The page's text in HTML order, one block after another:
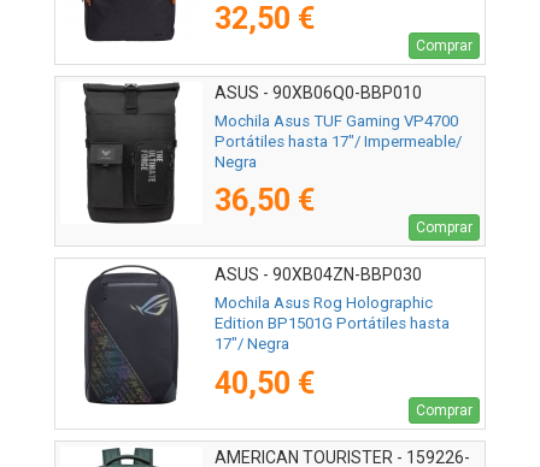
32,50 €
Comprar
ASUS - 90XB06Q0-BBP010
Mochila Asus TUF Gaming VP4700
Portátiles hasta 17"/ Impermeable/
Negra
36,50 €
Comprar
ASUS - 90XB04ZN-BBP030
Mochila Asus Rog Holographic
Edition BP1501G Portátiles hasta
17"/ Negra
40,50 €
Comprar
AMERICAN TOURISTER - 159226-